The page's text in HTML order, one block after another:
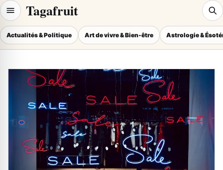
Tagafruit
Actualités & Politique Art de vivre & Bien-être Astrologie &